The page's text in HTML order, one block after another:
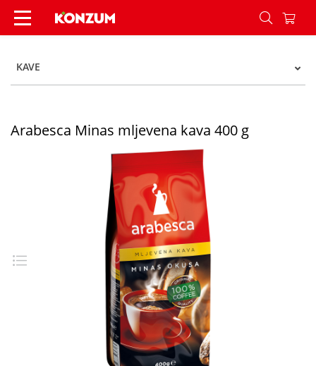
Arabesca Minas mljevena kava 400 g - Konzum
KAVE
Arabesca Minas mljevena kava 400 g